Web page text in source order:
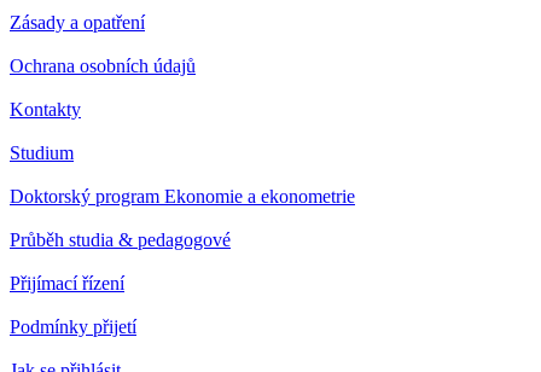
Zásady a opatření
Ochrana osobních údajů
Kontakty
Studium
Doktorský program Ekonomie a ekonometrie
Průběh studia & pedagogové
Přijímací řízení
Podmínky přijetí